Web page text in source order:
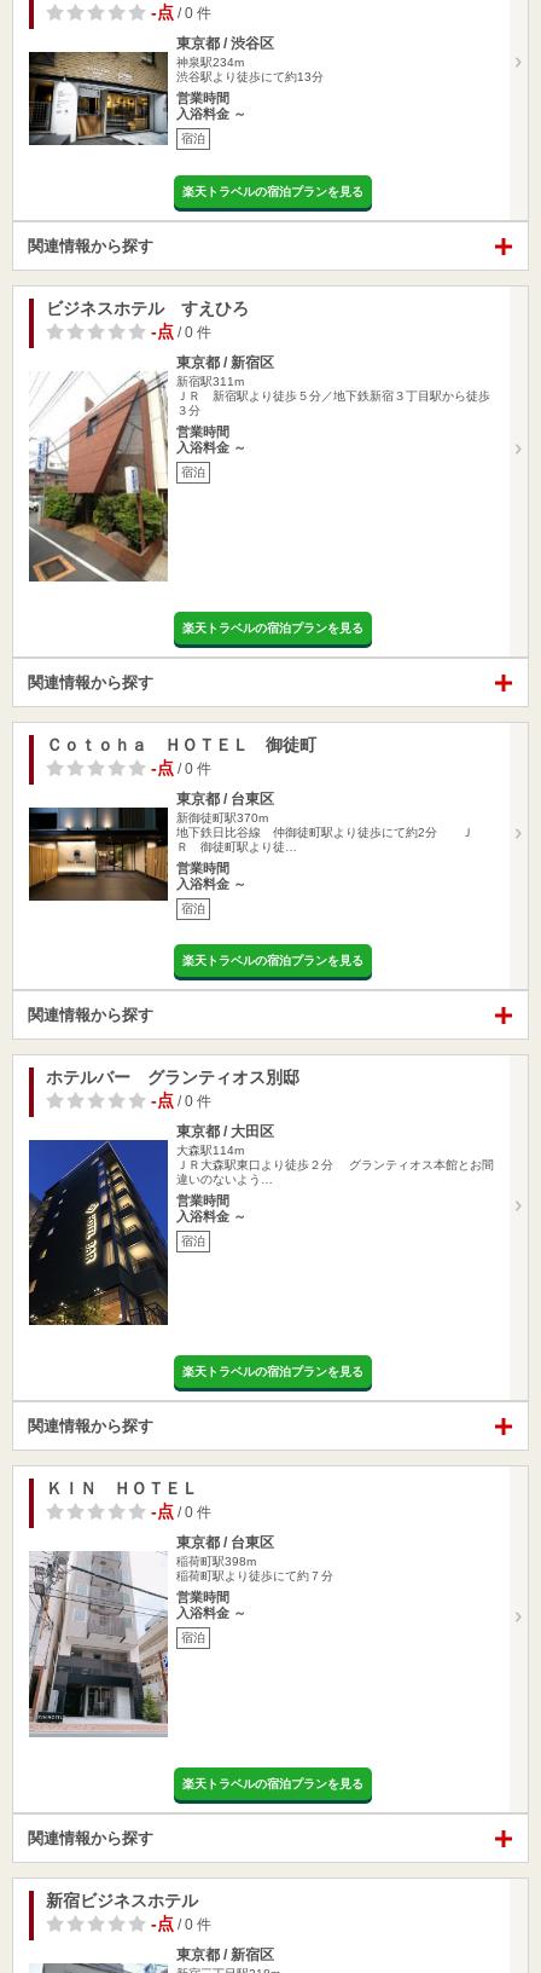
-点 / 0 件
東京都 / 渋谷区
神泉駅234m
渋谷駅より徒歩にて約13分
営業時間
入浴料金 ～
宿泊
楽天トラベルの宿泊プランを見る
関連情報から探す
ビジネスホテル すえひろ
-点 / 0 件
東京都 / 新宿区
新宿駅311m
ＪＲ 新宿駅より徒歩５分／地下鉄新宿３丁目駅から徒歩
３分
営業時間
入浴料金 ～
宿泊
楽天トラベルの宿泊プランを見る
関連情報から探す
Ｃｏｔｏｈａ ＨＯＴＥＬ 御徒町
-点 / 0 件
東京都 / 台東区
新御徒町駅370m
地下鉄日比谷線 仲御徒町駅より徒歩にて約2分 Ｊ
Ｒ 御徒町駅より徒…
営業時間
入浴料金 ～
宿泊
楽天トラベルの宿泊プランを見る
関連情報から探す
ホテルバー グランティオス別邸
-点 / 0 件
東京都 / 大田区
大森駅114m
ＪＲ大森駅東口より徒歩２分 グランティオス本館とお間
違いのないよう…
営業時間
入浴料金 ～
宿泊
楽天トラベルの宿泊プランを見る
関連情報から探す
ＫＩＮ ＨＯＴＥＬ
-点 / 0 件
東京都 / 台東区
稲荷町駅398m
稲荷町駅より徒歩にて約７分
営業時間
入浴料金 ～
宿泊
楽天トラベルの宿泊プランを見る
関連情報から探す
新宿ビジネスホテル
-点 / 0 件
東京都 / 新宿区